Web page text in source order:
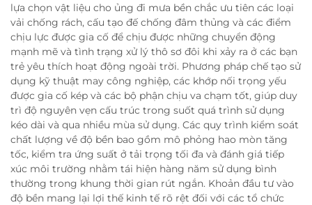
lựa chọn vật liệu cho ủng đi mưa bền chắc ưu tiên các loại
vải chống rách, cấu tạo đế chống đâm thủng và các điểm
chịu lực được gia cố để chịu được những chuyển động
mạnh mẽ và tình trạng xử lý thô sơ đôi khi xảy ra ở các bạn
trẻ yêu thích hoạt động ngoài trời. Phương pháp chế tạo sử
dụng kỹ thuật may công nghiệp, các khớp nối trọng yếu
được gia cố kép và các bộ phận chịu va chạm tốt, giúp duy
trì độ nguyên vẹn cấu trúc trong suốt quá trình sử dụng
kéo dài và qua nhiều mùa sử dụng. Các quy trình kiểm soát
chất lượng về độ bền bao gồm mô phỏng hao mòn tăng
tốc, kiểm tra ứng suất ở tải trọng tối đa và đánh giá tiếp
xúc môi trường nhằm tái hiện hàng năm sử dụng bình
thường trong khung thời gian rút ngắn. Khoản đầu tư vào
độ bền mang lại lợi thế kinh tế rõ rệt đối với các tổ chức